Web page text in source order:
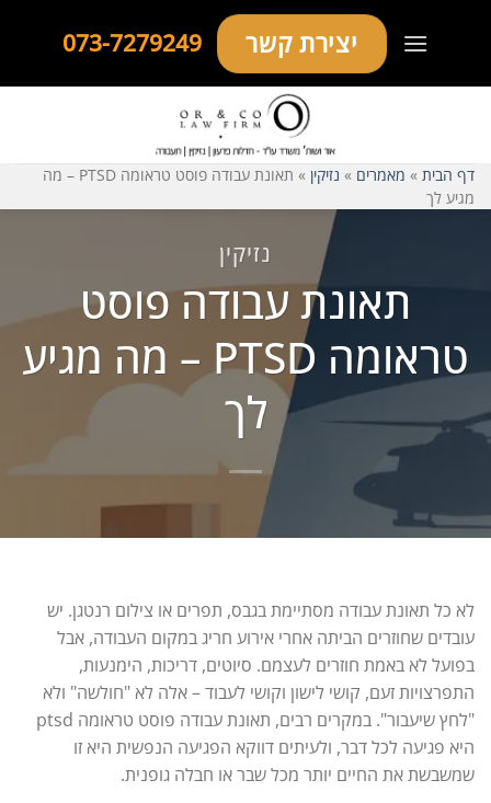
יצירת קשר 073-7279249
דף הבית » מאמרים » נזיקין »
תאונת עבודה פוסט טראומה PTSD – מה
מגיע לך
נזיקין
תאונת עבודה פוסט
טראומה PTSD – מה מגיע
לך
לא כל תאונת עבודה מסתיימת בגבס, תפרים או צילום רנטגן. יש
עובדים שחוזרים הביתה אחרי אירוע חריג במקום העבודה, אבל
בפועל לא באמת חוזרים לעצמם. סיוטים, דריכות, הימנעות,
התפרצויות זעם, קושי לישון וקושי לעבוד – אלה לא "חולשה" ולא
"לחץ שיעבור". במקרים רבים, תאונת עבודה פוסט טראומה ptsd
היא פגיעה לכל דבר, ולעיתים דווקא הפגיעה הנפשית היא זו
שמשבשת את החיים יותר מכל שבר או חבלה גופנית.